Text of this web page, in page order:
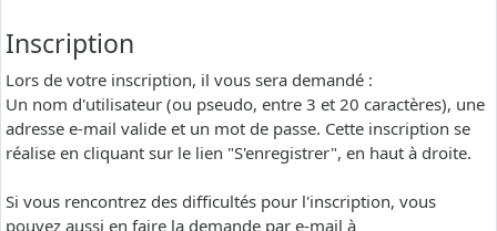
Inscription
Lors de votre inscription, il vous sera demandé :
Un nom d'utilisateur (ou pseudo, entre 3 et 20 caractères), une
adresse e-mail valide et un mot de passe. Cette inscription se
réalise en cliquant sur le lien "S'enregistrer", en haut à droite.
Si vous rencontrez des difficultés pour l'inscription, vous
pouvez aussi en faire la demande par e-mail à